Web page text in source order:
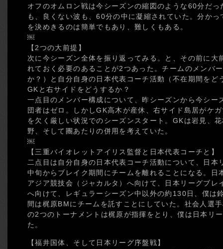
オフのオムロン戦は今シーズンの縮図のような60分だ
も、良くない波も、60分の中に凝縮されていた。分か
を決めきるのは簡単でもあり、難しくもある。
￼
【2つの大前提】
次に今シーズン全体を振り返ってみる。と、その前に大
れておく必要のあることが2つあった。チームのメンバ
か？）と自分自身の日本代表コーチ活動（不在期間をど
GKと右サイドをどうするか？
一点目のメンバー構成について、昨シーズンから今シー
団者はゼロ。しかしGK高木が産休、右サイド島居がケ
を欠く厳しい状況でのシーズンスタート。GKは岩見、
野、そして團あたりの併用を考えていた。
￼
【三重バイオレットアイリス監督と日本代表コーチと】
二点目は自分自身の日本代表コーチ活動について、日本
中旬からブレイク期間にチームを離れることになる。日
アジア競技会（ジャカルタ）へ向けて、日本リーグブレ
へ向けて、レギュラーシーズン中以外の約130日、僕は
間は梶原BMにチームを託すことにしていた。社会人選
の2つのトーナメントは梶原が指揮をとり、僕は日本リ
た。
【福井国体、そして日本リーグ序盤戦】